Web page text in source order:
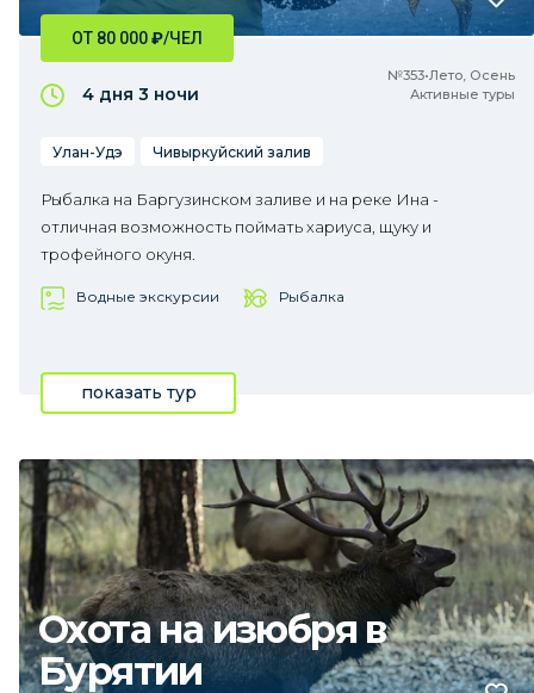
№353•Лето, Осень
Активные туры
ОТ 80 000₽/ЧЕЛ
4 дня 3 ночи
Улан-Удэ Чивыркуйский залив
Рыбалка на Баргузинском заливе и на реке Ина -
отличная возможность поймать хариуса, щуку и
трофейного окуня.
Водные экскурсии Рыбалка
показать тур
Охота на изюбря в
Бурятии